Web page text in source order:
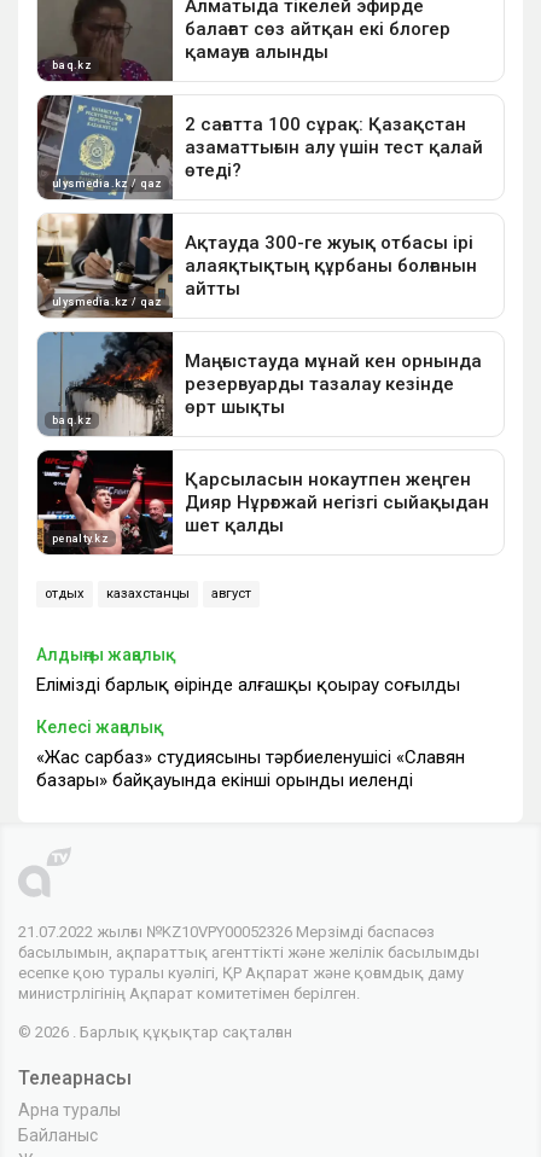
отдых казахстанцы август
Алдыңғы жаңалық
Еліміздің барлық өңірінде алғашқы қоңырау соғылды
Келесі жаңалық
«Жас сарбаз» студиясының тәрбиеленушісі «Славян
базары» байқауында екінші орынды иеленді
21.07.2022 жылғы №KZ10VPY00052326 Мерзімді баспасөз
басылымын, ақпараттық агенттікті және желілік басылымды
есепке қою туралы куәлігі, ҚР Ақпарат және қоғамдық даму
министрлігінің Ақпарат комитетімен берілген.
© 2026 . Барлық құқықтар сақталған
Телеарнасы
Арна туралы
Байланыс